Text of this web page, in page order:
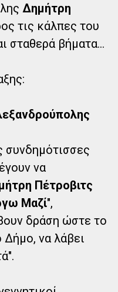
Δημήτρη
τις κάλπες του
σταθερά βήματα...
συνδημότισσες
να
Πέτροβιτς
Μαζί",
δράση ώστε το
Δήμο, να λάβει